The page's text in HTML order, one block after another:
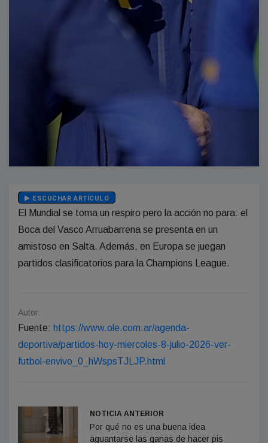
ESCUCHAR ARTÍCULO
El Mundial se toma un respiro pero la acción no para: el
Boca del Vasco Arruabarrena se presenta en un
amistoso en Salta. Además, en Europa se juegan
partidos clasificatorios para la Champions League.
Autor:
Fuente: https://www.ole.com.ar/agenda-
deportiva/partidos-hoy-miercoles-8-julio-2026-ver-
futbol-envivo_0_hWspsTJLJP.html
NOTICIA ANTERIOR
Por qué no es una buena idea
aguantarse las ganas de hacer pis